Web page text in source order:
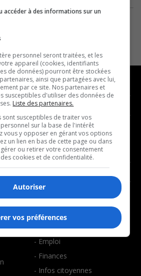
MUSIQUE
- Décompte franco
- Joué récemment
BALADOS
- Affaires
- Art de vivre
- Bien-être
- Emploi
- Finances
- Infos citoyennes
accéder à des informations sur un
personnel seront traitées, et les
appareil (cookies, identifiants
de données) pourront être stockées
ainsi que partagées avec lui,
par ce site. Nos partenaires et
susceptibles d'utiliser des données de
Liste des partenaires.
sont susceptibles de traiter vos
sur la base de l'intérêt
vous y opposer en gérant vos options
un lien en bas de cette page ou dans
ou retirer votre consentement
cookies et de confidentialité.
Autoriser
vos préférences